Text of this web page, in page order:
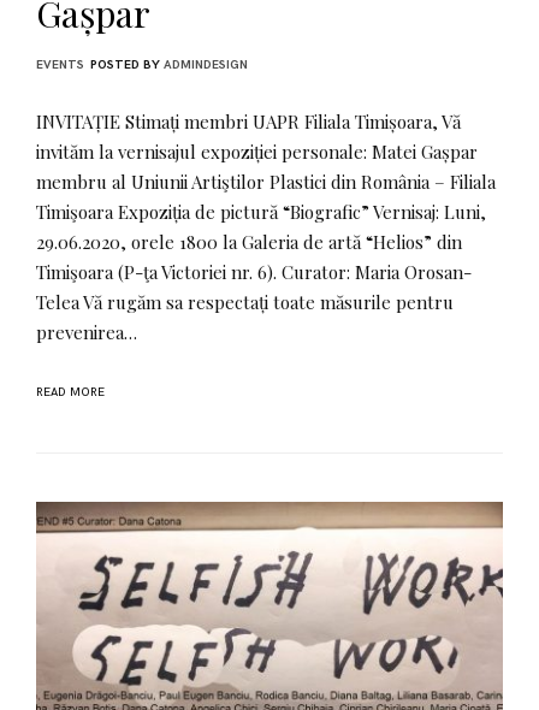
Gașpar
EVENTS POSTED BY ADMINDESIGN
INVITAȚIE Stimați membri UAPR Filiala Timișoara, Vă
invităm la vernisajul expoziției personale: Matei Gașpar
membru al Uniunii Artiştilor Plastici din România – Filiala
Timişoara Expoziția de pictură “Biografic” Vernisaj: Luni,
29.06.2020, orele 1800 la Galeria de artă “Helios” din
Timişoara (P-ţa Victoriei nr. 6). Curator: Maria Orosan-
Telea Vă rugăm sa respectați toate măsurile pentru
prevenirea…
READ MORE